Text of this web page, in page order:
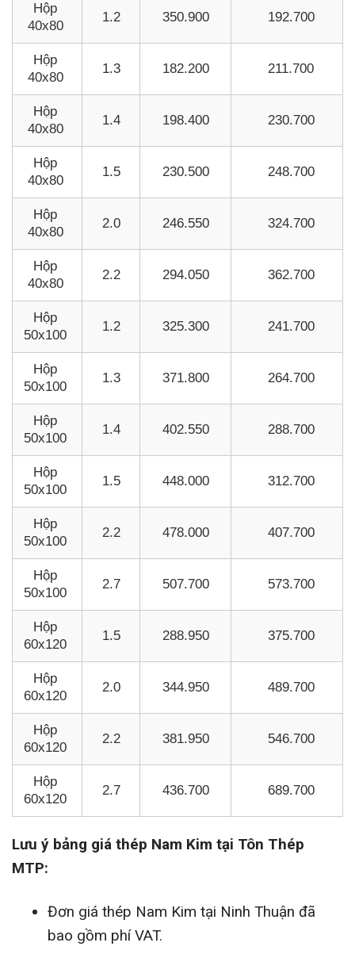
Hộp
40x80
1.2 350.900 192.700
Hộp
40x80
1.3 182.200 211.700
Hộp
40x80
1.4 198.400 230.700
Hộp
40x80
1.5 230.500 248.700
Hộp
40x80
2.0 246.550 324.700
Hộp
40x80
2.2 294.050 362.700
Hộp
50x100
1.2 325.300 241.700
Hộp
50x100
1.3 371.800 264.700
Hộp
50x100
1.4 402.550 288.700
Hộp
50x100
1.5 448.000 312.700
Hộp
50x100
2.2 478.000 407.700
Hộp
50x100
2.7 507.700 573.700
Hộp
60x120
1.5 288.950 375.700
Hộp
60x120
2.0 344.950 489.700
Hộp
60x120
2.2 381.950 546.700
Hộp
60x120
2.7 436.700 689.700
Lưu ý bảng giá thép Nam Kim tại Tôn Thép
MTP:
Đơn giá thép Nam Kim tại Ninh Thuận đã
bao gồm phí VAT.